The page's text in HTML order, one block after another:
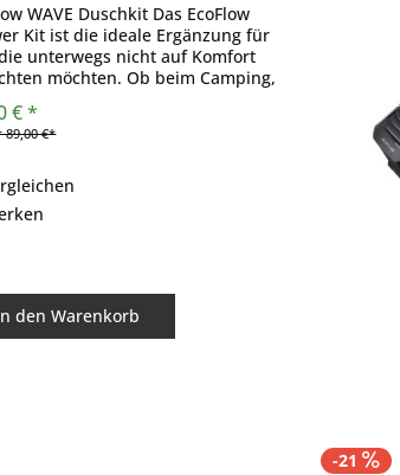
WAVE Duschkit Das EcoFlow
Kit ist die ideale Ergänzung für
unterwegs nicht auf Komfort
möchten. Ob beim Camping,
mobile Duschsystem
Ihnen...
€ *
89,00 €*
den Warenkorb
-21